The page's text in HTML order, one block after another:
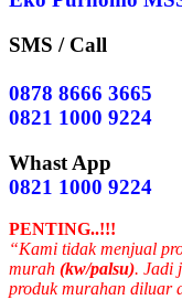
SMS / Call
0878 8666 3665
0821 1000 9224
Whast App
0821 1000 9224
PENTING..!!!
“Kami tidak menjual
murah (kw/palsu). Jadi
produk murahan diluar